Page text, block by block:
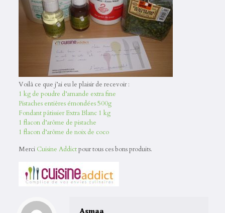
Voilà ce que j’ai eu le plaisir de recevoir :
1 kg de poudre d’amande extra fine
Pistaches entières émondées 500g
Fondant pâtissier Extra Blanc 1 kg
1 flacon d’arôme de pistache
1 flacon d’arôme de noix de coco
Merci Cuisine Addictpour tous ces bons produits.